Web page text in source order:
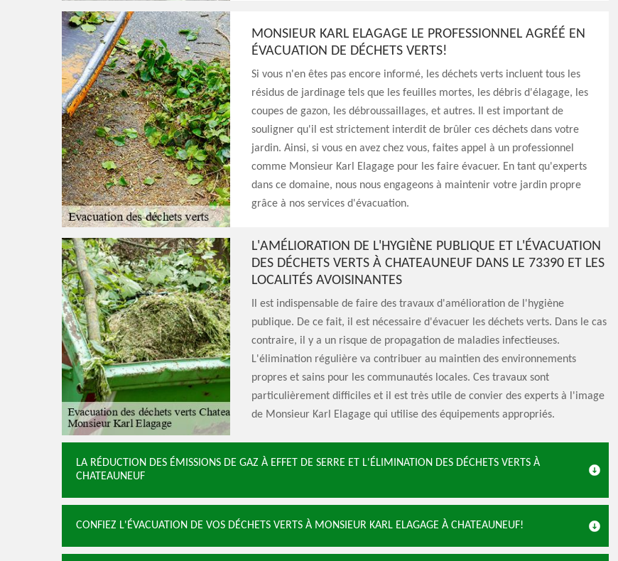
MONSIEUR KARL ELAGAGE LE PROFESSIONNEL AGRÉÉ EN
ÉVACUATION DE DÉCHETS VERTS!
Si vous n'en êtes pas encore informé, les déchets verts incluent tous les
résidus de jardinage tels que les feuilles mortes, les débris d'élagage, les
coupes de gazon, les débroussaillages, et autres. Il est important de
souligner qu'il est strictement interdit de brûler ces déchets dans votre
jardin. Ainsi, si vous en avez chez vous, faites appel à un professionnel
comme Monsieur Karl Elagage pour les faire évacuer. En tant qu'experts
dans ce domaine, nous nous engageons à maintenir votre jardin propre
grâce à nos services d'évacuation.
L'AMÉLIORATION DE L'HYGIÈNE PUBLIQUE ET L'ÉVACUATION
DES DÉCHETS VERTS À CHATEAUNEUF DANS LE 73390 ET LES
LOCALITÉS AVOISINANTES
Il est indispensable de faire des travaux d'amélioration de l'hygiène
publique. De ce fait, il est nécessaire d'évacuer les déchets verts. Dans le cas
contraire, il y a un risque de propagation de maladies infectieuses.
L'élimination régulière va contribuer au maintien des environnements
propres et sains pour les communautés locales. Ces travaux sont
particulièrement difficiles et il est très utile de convier des experts à l'image
de Monsieur Karl Elagage qui utilise des équipements appropriés.
LA RÉDUCTION DES ÉMISSIONS DE GAZ À EFFET DE SERRE ET L'ÉLIMINATION DES DÉCHETS VERTS À
CHATEAUNEUF
CONFIEZ L'ÉVACUATION DE VOS DÉCHETS VERTS À MONSIEUR KARL ELAGAGE À CHATEAUNEUF!